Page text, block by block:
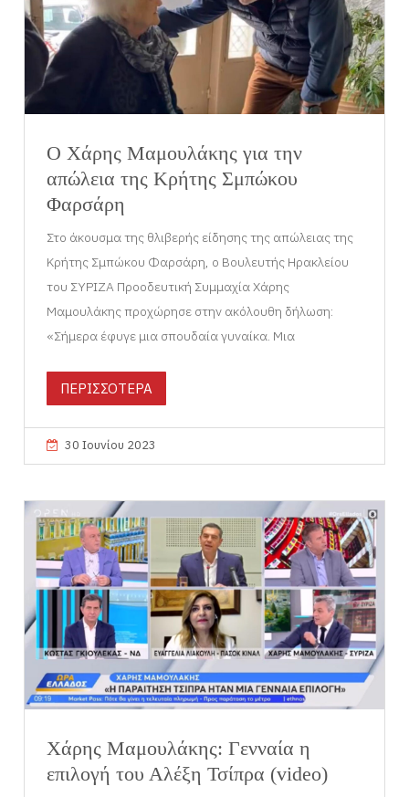
Ο Χάρης Μαμουλάκης για την
απώλεια της Κρήτης Σμπώκου
Φαρσάρη
Στο άκουσμα της θλιβερής είδησης της απώλειας της
Κρήτης Σμπώκου Φαρσάρη, ο Βουλευτής Ηρακλείου
του ΣΥΡΙΖΑ Προοδευτική Συμμαχία Χάρης
Μαμουλάκης προχώρησε στην ακόλουθη δήλωση:
«Σήμερα έφυγε μια σπουδαία γυναίκα. Μια
ΠΕΡΙΣΣΟΤΕΡΑ
30 Ιουνίου 2023
Χάρης Μαμουλάκης: Γενναία η
επιλογή του Αλέξη Τσίπρα (video)